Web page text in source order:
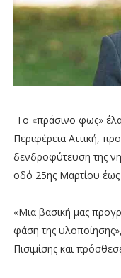
To «πράσινο φως»
Περιφέρεια Αττική,
δενδροφύτευση της
οδό 25ης Μαρτίου
«Μια βασική μας
φάση της
Πισιμίσης και